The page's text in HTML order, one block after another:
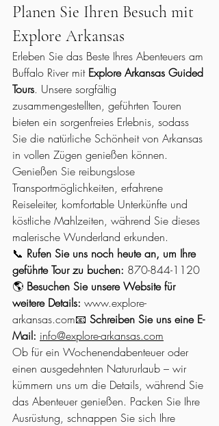
Planen Sie Ihren Besuch mit
Explore Arkansas
Erleben Sie das Beste Ihres Abenteuers am
Buffalo River mit Explore Arkansas Guided
Tours. Unsere sorgfältig
zusammengestellten, geführten Touren
bieten ein sorgenfreies Erlebnis, sodass
Sie die natürliche Schönheit von Arkansas
in vollen Zügen genießen können.
Genießen Sie reibungslose
Transportmöglichkeiten, erfahrene
Reiseleiter, komfortable Unterkünfte und
köstliche Mahlzeiten, während Sie dieses
malerische Wunderland erkunden.
📞 Rufen Sie uns noch heute an, um Ihre
geführte Tour zu buchen: 870-844-1120
🌎 Besuchen Sie unsere Website für
weitere Details: www.explore-
arkansas.com📧 Schreiben Sie uns eine E-
Mail: info@explore-arkansas.com
Ob für ein Wochenendabenteuer oder
einen ausgedehnten Natururlaub – wir
kümmern uns um die Details, während Sie
das Abenteuer genießen. Packen Sie Ihre
Ausrüstung, schnappen Sie sich Ihre